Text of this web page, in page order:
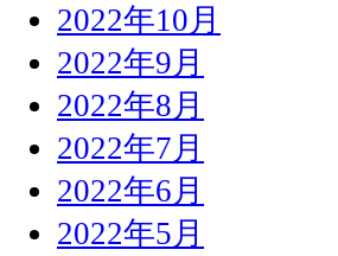
2022年10月
2022年9月
2022年8月
2022年7月
2022年6月
2022年5月